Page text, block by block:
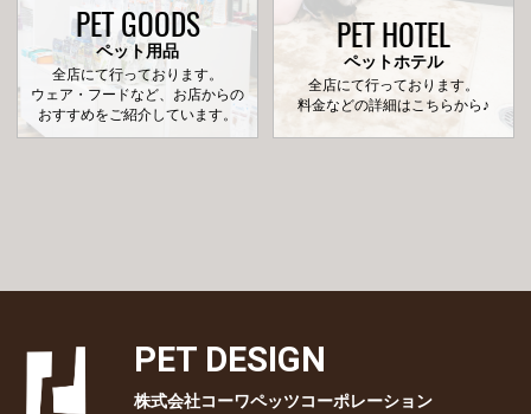
PET GOODS
ペット用品
全店にて行っております。
ウェア・フードなど、お店からの
おすすめをご紹介しています。
PET HOTEL
ペットホテル
全店にて行っております。
料金などの詳細はこちらから♪
PET DESIGN
株式会社コーワペッツコーポレーション